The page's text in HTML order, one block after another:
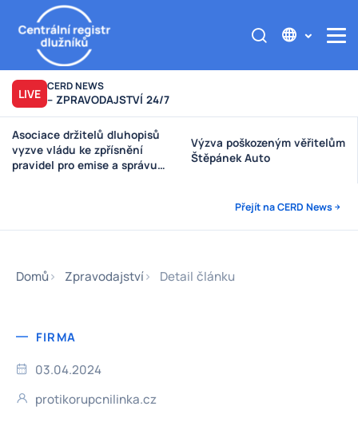
LIVE CERD NEWS
– ZPRAVODAJSTVÍ 24/7
Asociace držitelů dluhopisů
vyzve vládu ke zpřísnění
pravidel pro emise a správu
Výzva poškozeným věřitelům
Štěpánek Auto
Přejít na CERD News
Domů Zpravodajství Detail článku
FIRMA
03.04.2024
protikorupcnilinka.cz